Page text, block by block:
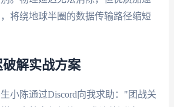
将绕地球半圈的数据传输路径缩短
解实战方案
小陈通过Discord向我求助："团战关